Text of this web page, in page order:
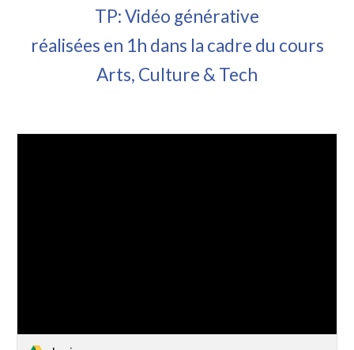
TP: Vidéo générative
réalisées en 1h dans la cadre du cours
Arts, Culture & Tech